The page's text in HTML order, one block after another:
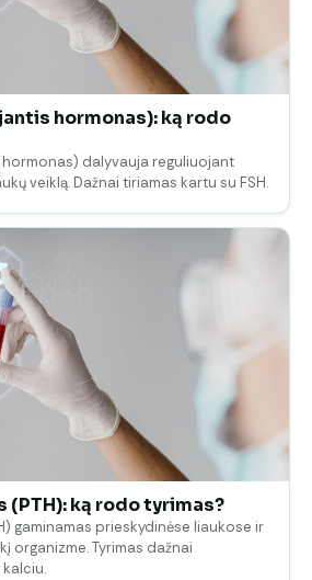
hormonas): ką rodo
dalyvauja reguliuojant
veiklą. Dažnai tiriamas kartu su FSH.
(PTH): ką rodo tyrimas?
gaminamas prieskydinėse liaukose ir
organizme. Tyrimas dažnai